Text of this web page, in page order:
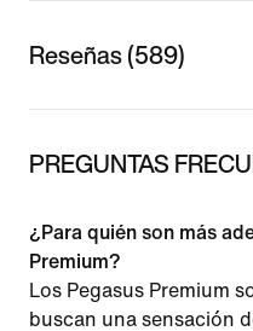
Reseñas (589)
PREGUNTAS
¿Para quién son más
Premium?
Los Pegasus Premium
buscan una sensación